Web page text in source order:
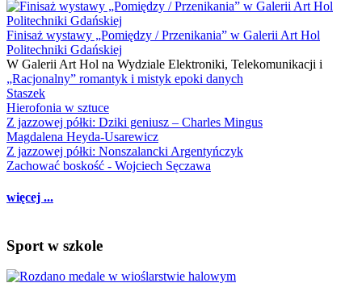
Finisaż wystawy „Pomiędzy / Przenikania” w Galerii Art Hol
Politechniki Gdańskiej
W Galerii Art Hol na Wydziale Elektroniki, Telekomunikacji i
„Racjonalny” romantyk i mistyk epoki danych
Staszek
Hierofonia w sztuce
Z jazzowej półki: Dziki geniusz – Charles Mingus
Magdalena Heyda-Usarewicz
Z jazzowej półki: Nonszalancki Argentyńczyk
Zachować boskość - Wojciech Sęczawa
więcej ...
Sport w szkole